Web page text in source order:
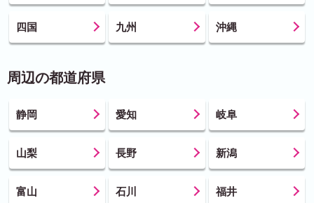
四国 九州 沖縄
周辺の都道府県
静岡 愛知 岐阜
山梨 長野 新潟
富山 石川 福井